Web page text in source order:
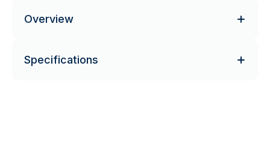
Overview
Specifications